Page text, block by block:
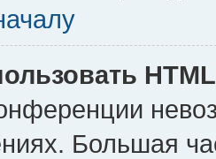
Большая